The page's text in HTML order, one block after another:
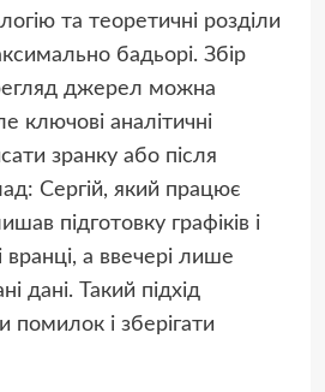
та теоретичні розділи
бадьорі. Збір
джерел можна
ключові аналітичні
зранку або після
Сергій, який працює
підготовку графіків і
а ввечері лише
дані. Такий підхід
помилок і зберігати